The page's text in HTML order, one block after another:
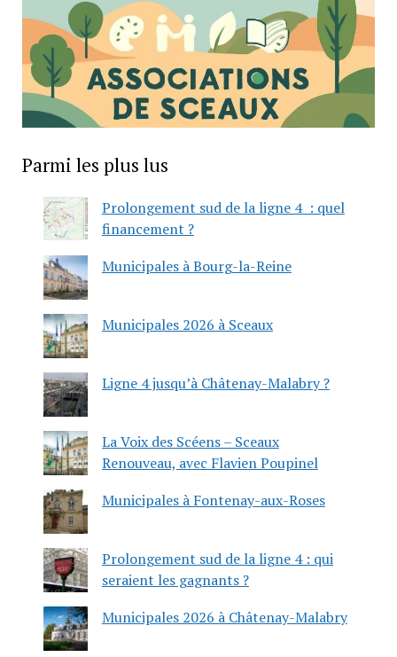
Parmi les plus lus
Prolongement sud de la ligne 4 : quel
financement ?
Municipales à Bourg-la-Reine
Municipales 2026 à Sceaux
Ligne 4 jusqu’à Châtenay-Malabry ?
La Voix des Scéens – Sceaux
Renouveau, avec Flavien Poupinel
Municipales à Fontenay-aux-Roses
Prolongement sud de la ligne 4 : qui
seraient les gagnants ?
Municipales 2026 à Châtenay-Malabry